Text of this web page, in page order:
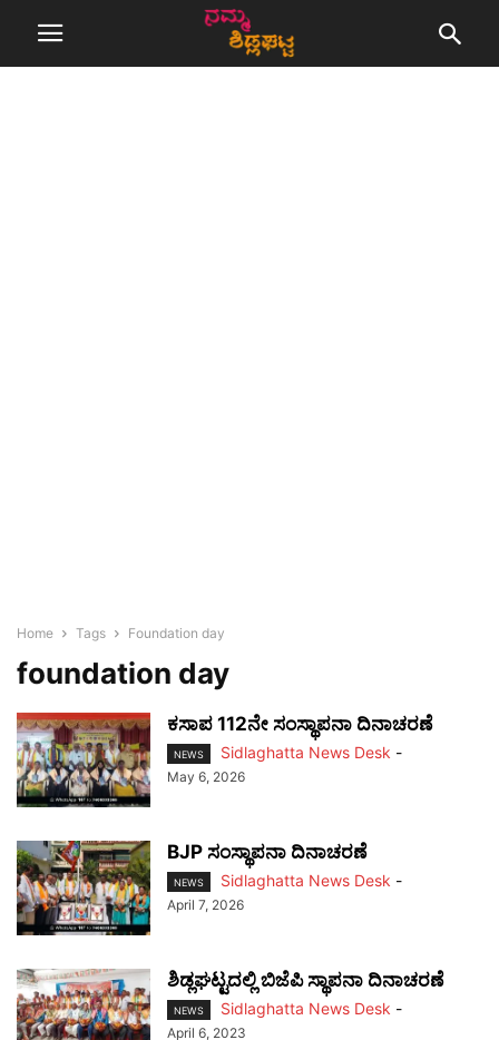
Home Tags Foundation day
foundation day
ಕಸಾಪ 112ನೇ ಸಂಸ್ಥಾಪನಾ ದಿನಾಚರಣೆ
NEWS Sidlaghatta News Desk -
May 6, 2026
BJP ಸಂಸ್ಥಾಪನಾ ದಿನಾಚರಣೆ
NEWS Sidlaghatta News Desk -
April 7, 2026
ಶಿಡ್ಲಘಟ್ಟದಲ್ಲಿ ಬಿಜೆಪಿ ಸ್ಥಾಪನಾ ದಿನಾಚರಣೆ
NEWS Sidlaghatta News Desk -
April 6, 2023